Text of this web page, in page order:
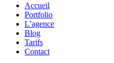
Accueil
Portfolio
L’agence
Blog
Tarifs
Contact